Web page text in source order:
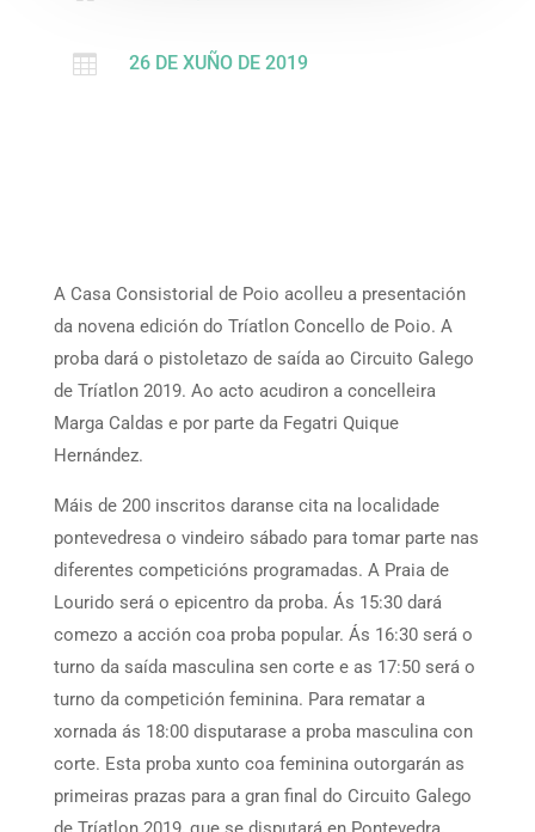
 26 DE XUÑO DE 2019
A Casa Consistorial de Poio acolleu a presentación
da novena edición do Tríatlon Concello de Poio. A
proba dará o pistoletazo de saída ao Circuito Galego
de Tríatlon 2019. Ao acto acudiron a concelleira
Marga Caldas e por parte da Fegatri Quique
Hernández.
Máis de 200 inscritos daranse cita na localidade
pontevedresa o vindeiro sábado para tomar parte nas
diferentes competicións programadas. A Praia de
Lourido será o epicentro da proba. Ás 15:30 dará
comezo a acción coa proba popular. Ás 16:30 será o
turno da saída masculina sen corte e as 17:50 será o
turno da competición feminina. Para rematar a
xornada ás 18:00 disputarase a proba masculina con
corte. Esta proba xunto coa feminina outorgarán as
primeiras prazas para a gran final do Circuito Galego